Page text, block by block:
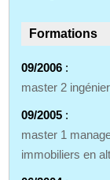
Formations
09/2006 :
master 2
09/2005 :
master 1
immobiliers en